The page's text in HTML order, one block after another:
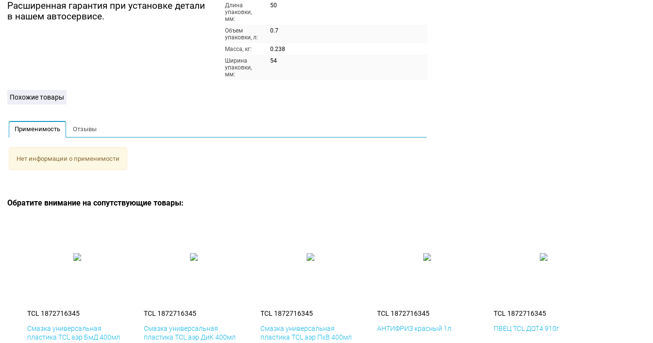
Расширенная гарантия при установке детали
в нашем автосервисе.
Длина
упаковки,
мм:
50
Объем
упаковки, л:
0.7
Масса, кг:
0.238
Ширина
упаковки,
мм:
54
Похожие товары
Применимость Отзывы
Нет информации о применимости
Обратите внимание на сопутствующие товары:
TCL 1872716345
Смазка универсальная
пластика TCL аэр БмД 400мл
TCL 1872716345
Смазка универсальная
пластика TCL аэр ДиК 400мл
TCL 1872716345
Смазка универсальная
пластика TCL аэр ПхВ 400мл
TCL 1872716345
АНТИФРИЗ красный 1л.
TCL 1872716345
ПВЕЦ TCL ДОТ4 910г